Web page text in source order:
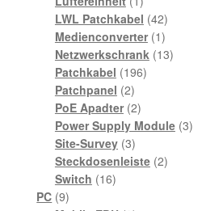
Produkt
LWL Patchkabel 4242
Produkte
Medienconverter 11
Produkt
Netzwerkschrank 1313
Patchkabel 196196
Patchpanel 22
Produkte
PoE Apadter 22
Produkte
Power Supply Module 33
Site-Survey 33
Produkte
Steckdosenleiste 22
Switch 1616
PC 99